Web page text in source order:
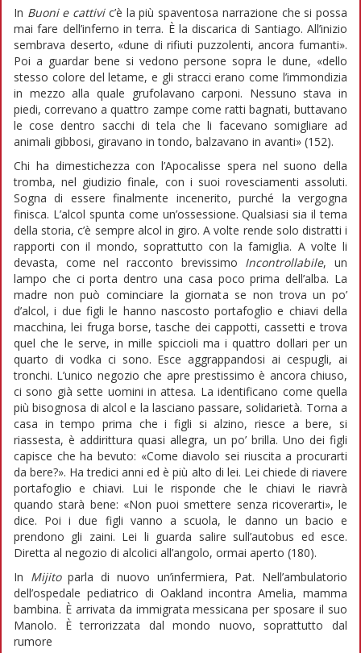
In Buoni e cattivic’è la più spaventosa narrazione che si possa
mai fare dell’inferno in terra. È la discarica di Santiago. All’inizio
sembrava deserto, «dune di rifiuti puzzolenti, ancora fumanti».
Poi a guardar bene si vedono persone sopra le dune, «dello
stesso colore del letame, e gli stracci erano come l’immondizia
in mezzo alla quale grufolavano carponi. Nessuno stava in
piedi, correvano a quattro zampe come ratti bagnati, buttavano
le cose dentro sacchi di tela che li facevano somigliare ad
animali gibbosi, giravano in tondo, balzavano in avanti» (152).
Chi ha dimestichezza con l’Apocalisse spera nel suono della
tromba, nel giudizio finale, con i suoi rovesciamenti assoluti.
Sogna di essere finalmente incenerito, purché la vergogna
finisca. L’alcol spunta come un’ossessione. Qualsiasi sia il tema
della storia, c’è sempre alcol in giro. A volte rende solo distratti i
rapporti con il mondo, soprattutto con la famiglia. A volte li
devasta, come nel racconto brevissimo Incontrollabile, un
lampo che ci porta dentro una casa poco prima dell’alba. La
madre non può cominciare la giornata se non trova un po’
d’alcol, i due figli le hanno nascosto portafoglio e chiavi della
macchina, lei fruga borse, tasche dei cappotti, cassetti e trova
quel che le serve, in mille spiccioli ma i quattro dollari per un
quarto di vodka ci sono. Esce aggrappandosi ai cespugli, ai
tronchi. L’unico negozio che apre prestissimo è ancora chiuso,
ci sono già sette uomini in attesa. La identificano come quella
più bisognosa di alcol e la lasciano passare, solidarietà. Torna a
casa in tempo prima che i figli si alzino, riesce a bere, si
riassesta, è addirittura quasi allegra, un po’ brilla. Uno dei figli
capisce che ha bevuto: «Come diavolo sei riuscita a procurarti
da bere?». Ha tredici anni ed è più alto di lei. Lei chiede di riavere
portafoglio e chiavi. Lui le risponde che le chiavi le riavrà
quando starà bene: «Non puoi smettere senza ricoverarti», le
dice. Poi i due figli vanno a scuola, le danno un bacio e
prendono gli zaini. Lei li guarda salire sull’autobus ed esce.
Diretta al negozio di alcolici all’angolo, ormai aperto (180).
In Mijitoparla di nuovo un’infermiera, Pat. Nell’ambulatorio
dell’ospedale pediatrico di Oakland incontra Amelia, mamma
bambina. È arrivata da immigrata messicana per sposare il suo
Manolo. È terrorizzata dal mondo nuovo, soprattutto dal
rumore